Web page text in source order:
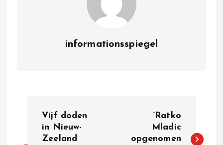
informationsspiegel
Vijf doden
in Nieuw-
Zeeland
‘Ratko
Mladic
opgenomen